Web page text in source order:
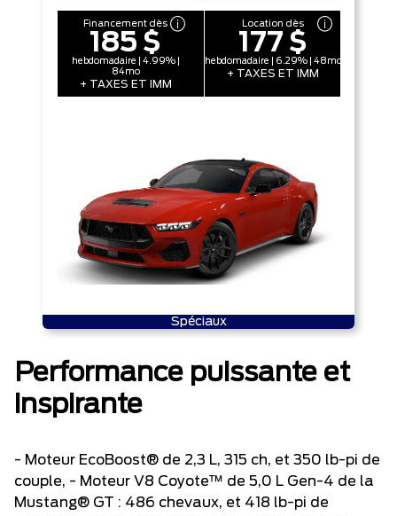
Financement dès
185 $
hebdomadaire | 4.99% |
84mo
+ TAXES ET IMM
Location dès
177 $
hebdomadaire | 6.29% | 48mo
+ TAXES ET IMM
Spéciaux
Performance puissante et
inspirante
- Moteur EcoBoost® de 2,3 L, 315 ch, et 350 lb-pi de
couple, - Moteur V8 Coyote™ de 5,0 L Gen-4 de la
Mustang® GT : 486 chevaux, et 418 lb-pi de